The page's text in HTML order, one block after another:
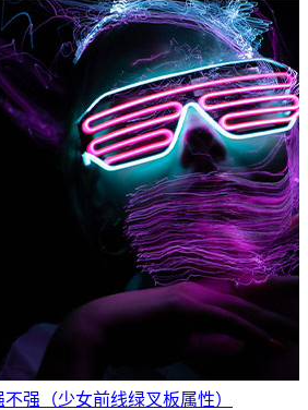
不强（少女前线绿叉板属性）